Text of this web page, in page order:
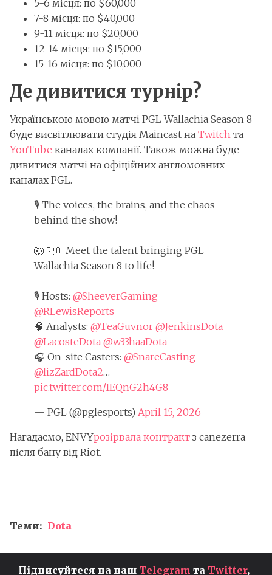
5-6 місця: по $60,000
7-8 місця: по $40,000
9-11 місця: по $20,000
12-14 місця: по $15,000
15-16 місця: по $10,000
Де дивитися турнір?
Українською мовою матчі PGL Wallachia Season 8
буде висвітлювати студія Maincast на Twitch та
YouTube каналах компанії. Також можна буде
дивитися матчі на офіційних англомовних
каналах PGL.
🎙️ The voices, the brains, and the chaos
behind the show!
🐺🇷🇴 Meet the talent bringing PGL
Wallachia Season 8 to life!
🎙️ Hosts: @SheeverGaming
@RLewisReports
🧠 Analysts: @TeaGuvnor @JenkinsDota
@LacosteDota @w33haaDota
🎧 On-site Casters: @SnareCasting
@lizZardDota2…
pic.twitter.com/IEQnG2h4G8
— PGL (@pglesports) April 15, 2026
Нагадаємо, ENVYрозірвала контракт з canezerra
після бану від Riot.
Теми: Dota
Підписуйтеся на наш Telegram та Twitter,